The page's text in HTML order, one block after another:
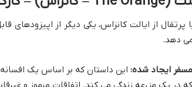
از ایالت کانزاس، یکی دیگر از اپیزودهای
دهد.
ایجاد شده: این داستان که بر اساس یک